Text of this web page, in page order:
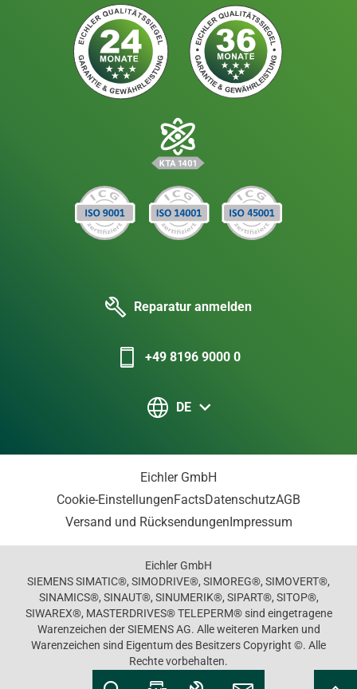
Reparatur anmelden
+49 8196 9000 0
DE
Eichler GmbH
Cookie-EinstellungenFactsDatenschutzAGB
Versand und RücksendungenImpressum
Eichler GmbH
SIEMENS SIMATIC®, SIMODRIVE®, SIMOREG®, SIMOVERT®,
SINAMICS®, SINAUT®, SINUMERIK®, SIPART®, SITOP®,
SIWAREX®, MASTERDRIVES® TELEPERM® sind eingetragene
Warenzeichen der SIEMENS AG. Alle weiteren Marken und
Warenzeichen sind Eigentum des Besitzers Copyright ©. Alle
Rechte vorbehalten.